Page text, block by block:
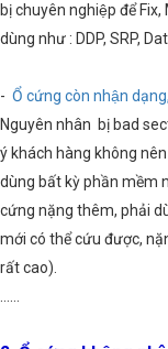
bị chuyên nghiệp để
dùng như : DDP, SRP,
- Ổ cứng còn nhận
Nguyên nhân bị bad
ý khách hàng không
dùng bất kỳ phần mềm
cứng nặng thêm, phải
mới có thể cứu được,
rất cao).
……